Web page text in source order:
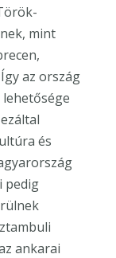
mint
az ország
és
pedig
ankarai